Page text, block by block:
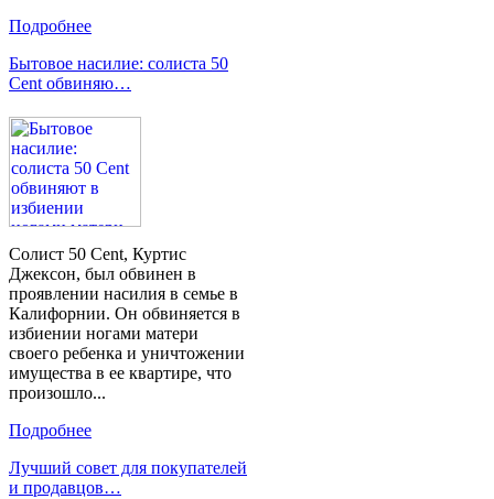
Подробнее
Бытовое насилие: солиста 50
Cent обвиняю…
Солист 50 Cent, Куртис
Джексон, был обвинен в
проявлении насилия в семье в
Калифорнии. Он обвиняется в
избиении ногами матери
своего ребенка и уничтожении
имущества в ее квартире, что
произошло...
Подробнее
Лучший совет для покупателей
и продавцов…